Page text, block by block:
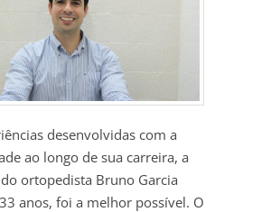
desenvolvidas com a
ao longo de sua carreira, a
ortopedista Bruno Garcia
anos, foi a melhor possível. O